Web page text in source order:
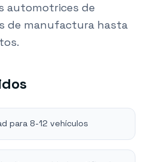
automotrices de
de manufactura hasta
para 8-12 vehículos